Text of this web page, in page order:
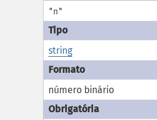
"n"
string
número binário